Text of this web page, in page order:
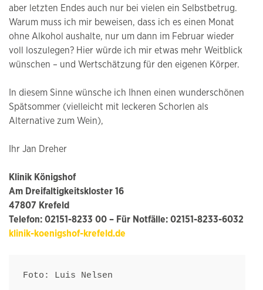
aber letzten Endes auch nur bei vielen ein Selbstbetrug.
Warum muss ich mir beweisen, dass ich es einen Monat
ohne Alkohol aushalte, nur um dann im Februar wieder
voll loszulegen? Hier würde ich mir etwas mehr Weitblick
wünschen – und Wertschätzung für den eigenen Körper.
In diesem Sinne wünsche ich Ihnen einen wunderschönen
Spätsommer (vielleicht mit leckeren Schorlen als
Alternative zum Wein),
Ihr Jan Dreher
Klinik Königshof
Am Dreifaltigkeitskloster 16
47807 Krefeld
Telefon: 02151-8233 00 – Für Notfälle: 02151-8233-6032
klinik-koenigshof-krefeld.de
Foto: Luis Nelsen